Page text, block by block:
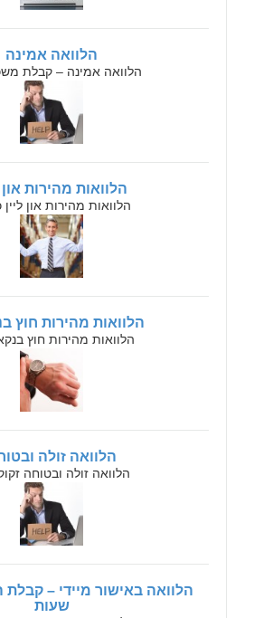
הלוואה אמינה
הלוואה אמינה – קבלת
הלוואות מהירות און
הלוואות מהירות און ליין
הלוואות מהירות חוץ
הלוואות מהירות חוץ
הלוואה זולה
הלוואה זולה ובטוחה
שעות